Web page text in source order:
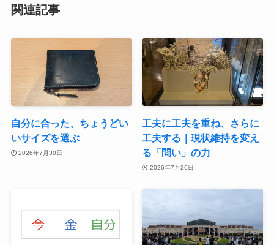
関連記事
自分に合った、ちょうどい
いサイズを選ぶ
2026年7月30日
工夫に工夫を重ね、さらに
工夫する｜現状維持を変え
る「問い」の力
2026年7月26日